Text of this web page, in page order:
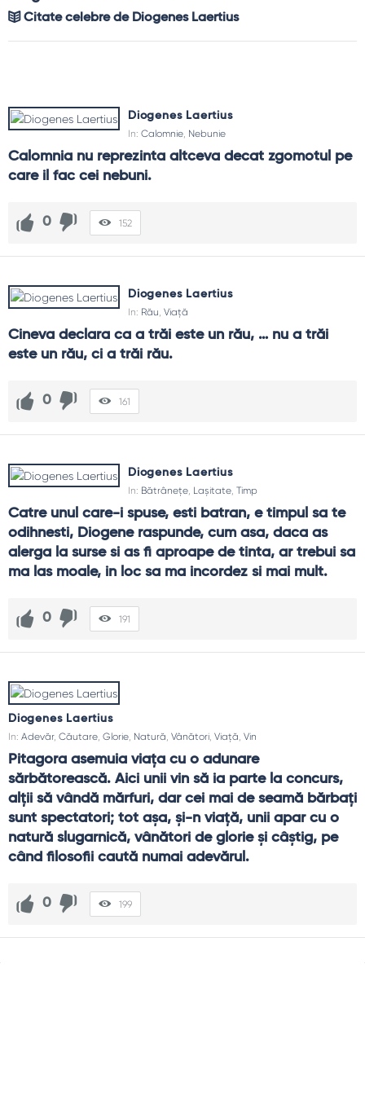
Citate celebre de Diogenes Laertius
Diogenes Laertius
In: Calomnie, Nebunie
Calomnia nu reprezinta altceva decat zgomotul pe
care il fac cei nebuni.
0 152
Diogenes Laertius
In: Rău, Viață
Cineva declara ca a trăi este un rău, … nu a trăi
este un rău, ci a trăi rău.
0 161
Diogenes Laertius
In: Bătrânețe, Lașitate, Timp
Catre unul care-i spuse, esti batran, e timpul sa te
odihnesti, Diogene raspunde, cum asa, daca as
alerga la surse si as fi aproape de tinta, ar trebui sa
ma las moale, in loc sa ma incordez si mai mult.
0 191
Diogenes Laertius
In: Adevăr, Căutare Glorie Natură Vânători Viață Vin
Pitagora asemuia viaţa cu o adunare
sărbătorească. Aici unii vin să ia parte la concurs,
alţii să vândă mărfuri, dar cei mai de seamă bărbaţi
sunt spectatori; tot aşa, şi-n viaţă, unii apar cu o
natură slugarnică, vânători de glorie şi câştig, pe
când filosofii caută numai adevărul.
0 199